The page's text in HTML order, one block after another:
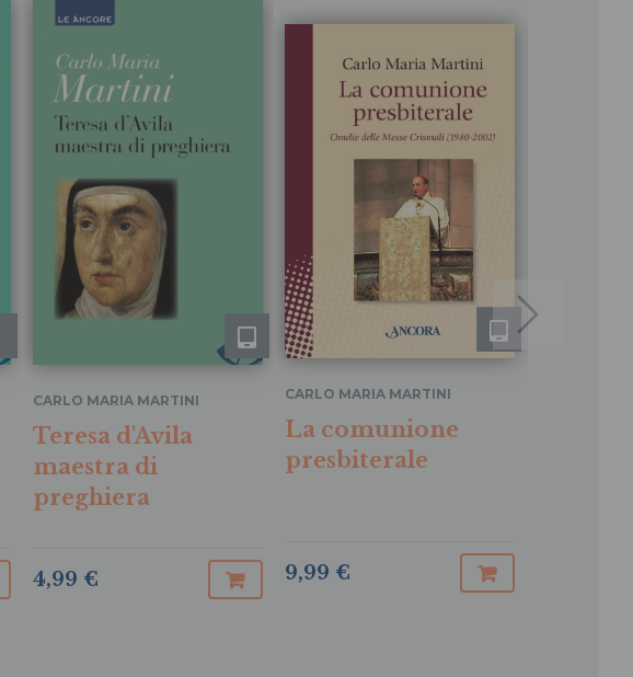
CARLO MARIA MARTINI
Teresa d'Avila
maestra di
preghiera
4,99 €
CARLO MARIA MARTINI
La comunione
presbiterale
9,99 €